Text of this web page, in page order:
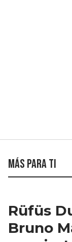
Más para ti
Rüfüs
Bruno